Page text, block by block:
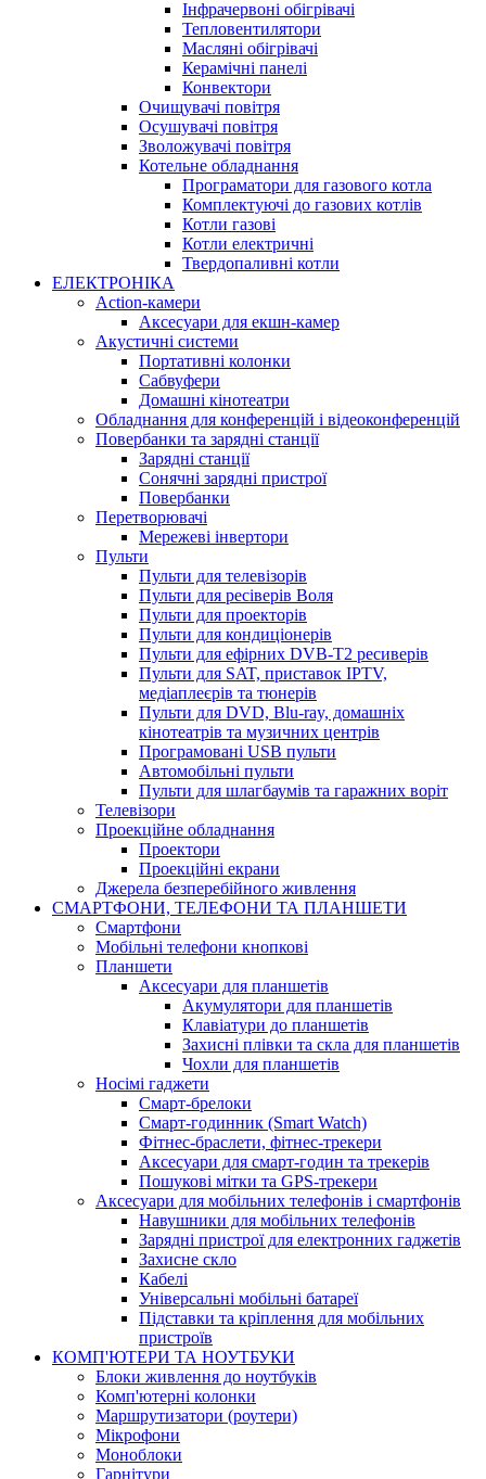
Інфрачервоні обігрівачі
Тепловентилятори
Масляні обігрівачі
Керамічні панелі
Конвектори
Очищувачі повітря
Осушувачі повітря
Зволожувачі повітря
Котельне обладнання
Програматори для газового котла
Комплектуючі до газових котлів
Котли газові
Котли електричні
Твердопаливні котли
ЕЛЕКТРОНІКА
Action-камери
Аксесуари для екшн-камер
Акустичні системи
Портативні колонки
Сабвуфери
Домашні кінотеатри
Обладнання для конференцій і відеоконференцій
Повербанки та зарядні станції
Зарядні станції
Сонячні зарядні пристрої
Повербанки
Перетворювачі
Мережеві інвертори
Пульти
Пульти для телевізорів
Пульти для ресіверів Воля
Пульти для проекторів
Пульти для кондиціонерів
Пульти для ефірних DVB-T2 ресиверів
Пульти для SAT, приставок IPTV,
медіаплеєрів та тюнерів
Пульти для DVD, Blu-ray, домашніх
кінотеатрів та музичних центрів
Програмовані USB пульти
Автомобільні пульти
Пульти для шлагбаумів та гаражних воріт
Телевізори
Проекційне обладнання
Проектори
Проекційні екрани
Джерела безперебійного живлення
СМАРТФОНИ, ТЕЛЕФОНИ ТА ПЛАНШЕТИ
Смартфони
Мобільні телефони кнопкові
Планшети
Аксесуари для планшетів
Акумулятори для планшетів
Клавіатури до планшетів
Захисні плівки та скла для планшетів
Чохли для планшетів
Носімі гаджети
Смарт-брелоки
Смарт-годинник (Smart Watch)
Фітнес-браслети, фітнес-трекери
Аксесуари для смарт-годин та трекерів
Пошукові мітки та GPS-трекери
Аксесуари для мобільних телефонів і смартфонів
Навушники для мобільних телефонів
Зарядні пристрої для електронних гаджетів
Захисне скло
Кабелі
Універсальні мобільні батареї
Підставки та кріплення для мобільних
пристроїв
КОМП'ЮТЕРИ ТА НОУТБУКИ
Блоки живлення до ноутбуків
Комп'ютерні колонки
Маршрутизатори (роутери)
Мікрофони
Моноблоки
Гарнітури